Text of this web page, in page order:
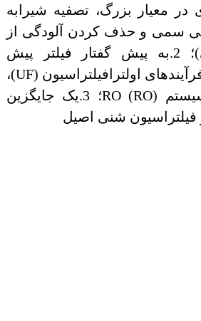
معیار بزرگ، تصفیه شیرابه
سمی و حذف کردن آلودگی از
اب آشامیدنی)؛ 2.به پیش گفتار فیلتر پیش
تصفیه قبل از فرآیندهای اولترافیلتراسیون (UF)،
NF (NF) و سیستم RO (RO)؛ 3.یک جایگزین
شنی اصیل